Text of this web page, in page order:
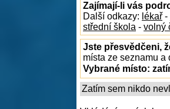
Zajímají-li vás
Další odkazy: lékař -
střední škola - volný
Jste přesvědčeni,
místa ze seznamu a
Vybrané místo:
Zatím sem nikdo